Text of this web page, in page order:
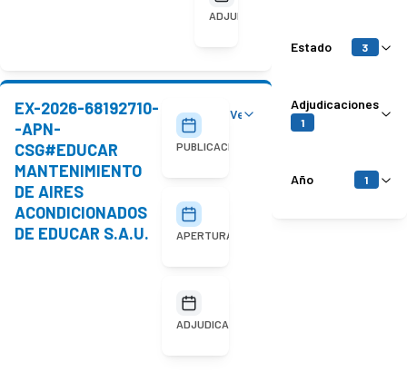
ADJUDICACIÓN
EX-2026-68192710-
-APN-
CSG#EDUCAR
MANTENIMIENTO
DE AIRES
ACONDICIONADOS
DE EDUCAR S.A.U.
PUBLICACIÓN
30/07/2026
APERTURA
ADJUDICACIÓN
Ver detalles
Estado 3
Adjudicaciones
1
Año 1